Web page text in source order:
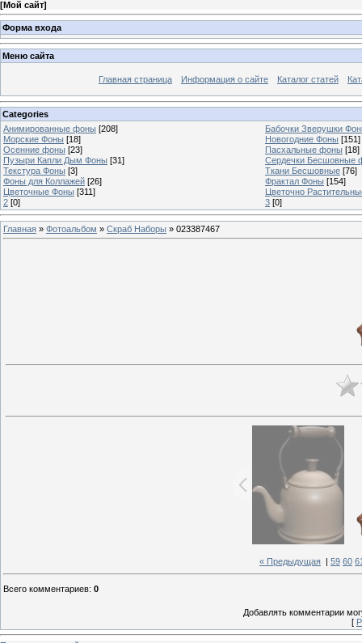
[Мой сайт]
Форма входа
Меню сайта
Главная страница Информация о сайте Каталог статей
Categories
Анимированные фоны [208]
Бабочки Зверушки
Морские Фоны [18] Новогодние Фоны [151]
Осенние фоны [23] Пасхальные фоны [18]
Пузыри Капли Дым Фоны [31]
Сердечки Бесшовные
Текстура Фоны [3] Ткани Бесшовные [76]
Фоны для Коллажей [26] Фрактал Фоны [154]
Цветочные Фоны [311]
Цветочно
2 [0] 3 [0]
Главная » Фотоальбом » Скраб Наборы » 023387467
« Предыдущая 59 60
Всего комментариев: 0
Добавлять комментарии
[